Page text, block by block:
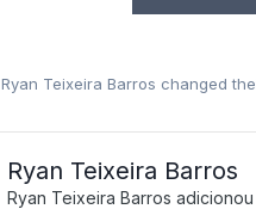
Ryan Teixeira Barros changed
Ryan Teixeira Barros
Ryan Teixeira Barros adicionou